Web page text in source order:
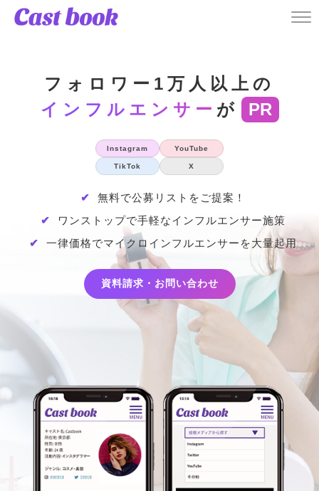
フォロワー1万人以上の
インフルエンサー が PR
Instagram YouTube
TikTok X
✔
無料で公募リストをご提案！
✔
ワンストップで手軽なインフルエンサー施策
✔
一律価格でマイクロインフルエンサーを大量起用
資料請求・お問い合わせ